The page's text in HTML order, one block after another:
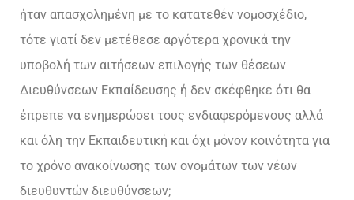
ήταν απασχολημένη με το κατατεθέν νομοσχέδιο,
τότε γιατί δεν μετέθεσε αργότερα χρονικά την
υποβολή των αιτήσεων επιλογής των θέσεων
Διευθύνσεων Εκπαίδευσης ή δεν σκέφθηκε ότι θα
έπρεπε να ενημερώσει τους ενδιαφερόμενους αλλά
και όλη την Εκπαιδευτική και όχι μόνον κοινότητα για
το χρόνο ανακοίνωσης των ονομάτων των νέων
διευθυντών διευθύνσεων;